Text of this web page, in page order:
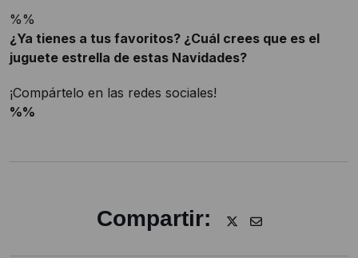
%%
¿Ya tienes a tus favoritos? ¿Cuál crees que es el
juguete estrella de estas Navidades?
¡Compártelo en las redes sociales!
%%
Compartir: